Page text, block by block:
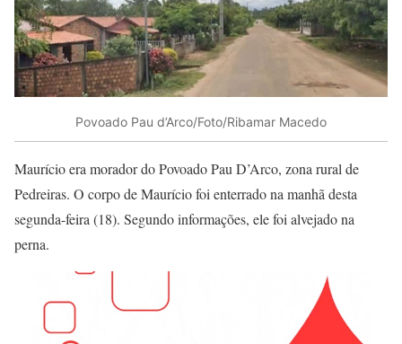
Povoado Pau d’Arco/Foto/Ribamar Macedo
Maurício era morador do Povoado Pau D’Arco, zona rural de
Pedreiras. O corpo de Maurício foi enterrado na manhã desta
segunda-feira (18). Segundo informações, ele foi alvejado na
perna.